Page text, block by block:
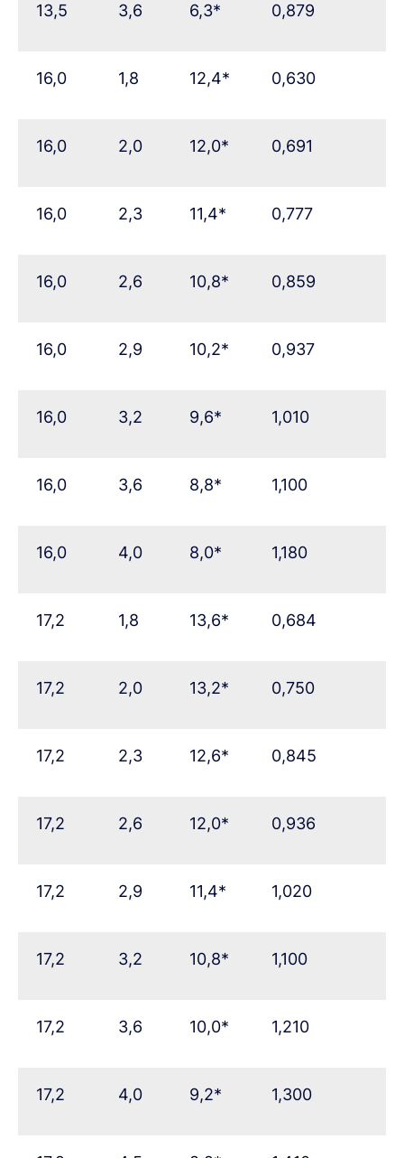
13,5 3,6 6,3* 0,879
16,0 1,8 12,4* 0,630
16,0 2,0 12,0* 0,691
16,0 2,3 11,4* 0,777
16,0 2,6 10,8* 0,859
16,0 2,9 10,2* 0,937
16,0 3,2 9,6* 1,010
16,0 3,6 8,8* 1,100
16,0 4,0 8,0* 1,180
17,2 1,8 13,6* 0,684
17,2 2,0 13,2* 0,750
17,2 2,3 12,6* 0,845
17,2 2,6 12,0* 0,936
17,2 2,9 11,4* 1,020
17,2 3,2 10,8* 1,100
17,2 3,6 10,0* 1,210
17,2 4,0 9,2* 1,300